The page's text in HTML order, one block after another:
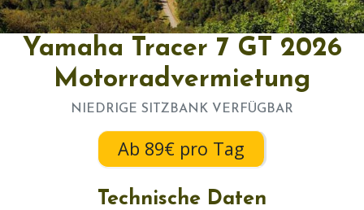
Yamaha Tracer 7 GT 2026
Motorradvermietung
NIEDRIGE SITZBANK VERFÜGBAR
Ab 89€ pro Tag
Technische Daten